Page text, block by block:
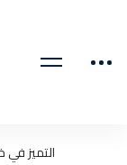
التميز في